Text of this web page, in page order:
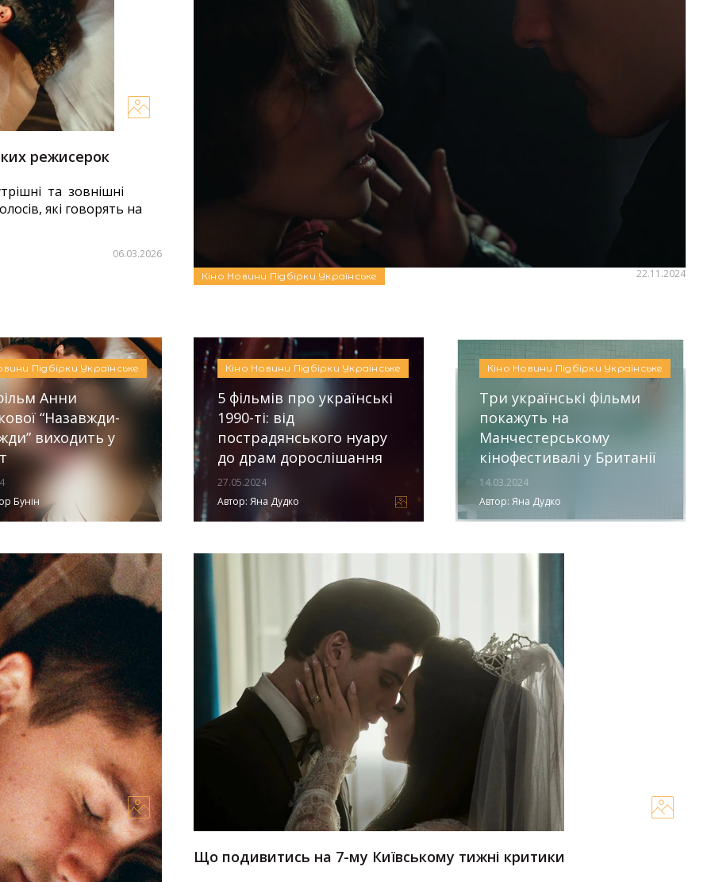
режисерок
та зовнішні
які говорять на
06.03.2026
Кіно Новини Підбірки Українське
Пісня «Я маю крила» від Паліндрома стала головним
саундтреком до фільму «Назавжди-Назавжди»
Український виконавець Паліндром презентує пісню «Я маю крила», яка
стала офіційним саундтреком до фільму «Назавжди-Назавжди». 21 листопада
в широкий прокат виходить український фільм «Назавжди-Назавжди»...
22.11.2024
Підбірки Українське
Анни
“Назавжди-
виходить у
Бунін
Кіно Новини Підбірки Українське
5 фільмів про українські
1990-ті: від
пострадянського нуару
до драм дорослішання
27.05.2024
Автор: Яна Дудко
Кіно Новини Підбірки Українське
Три українські фільми
покажуть на
Манчестерському
кінофестивалі у Британії
14.03.2024
Автор: Яна Дудко
Що подивитись на 7-му Київському тижні критики